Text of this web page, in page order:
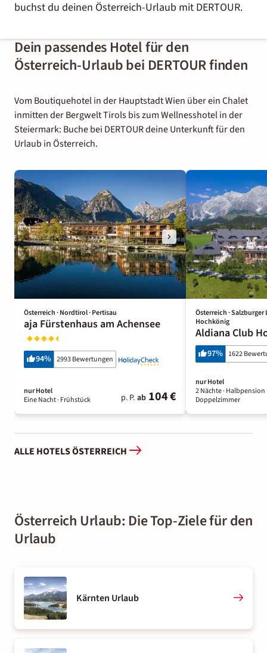
buchst du deinen Österreich-Urlaub mit DERTOUR.
Dein passendes Hotel für den
Österreich-Urlaub bei DERTOUR finden
Vom Boutiquehotel in der Hauptstadt Wien über ein Chalet
inmitten der Bergwelt Tirols bis zum Wellnesshotel in der
Steiermark: Buche bei DERTOUR deine Unterkunft für den
Urlaub in Österreich.
Österreich · Nordtirol · Pertisau
aja Fürstenhaus am Achensee
94% 2993 Bewertungen
nur Hotel
Eine Nacht· Frühstück p. P. ab 104 €
Österreich ·
Hochkönig
Aldiana Club
97% 1622
nur Hotel
2 Nächte· Halbpension
Doppelzimmer
ALLE HOTELS ÖSTERREICH
Österreich Urlaub: Die Top-Ziele für den
Urlaub
Kärnten Urlaub